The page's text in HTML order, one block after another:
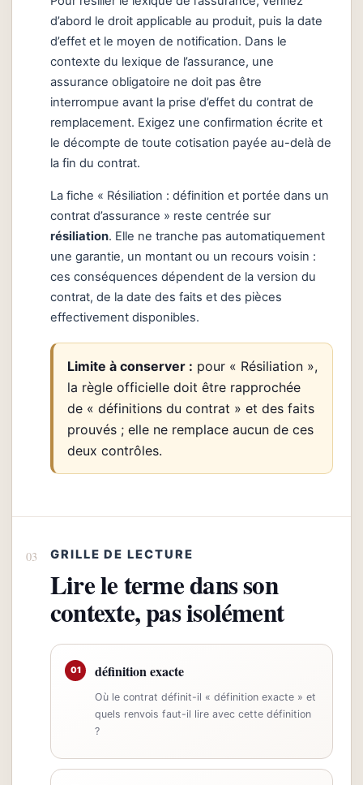
d’abord le droit applicable au produit, puis la date
d’effet et le moyen de notification. Dans le
contexte du lexique de l’assurance, une
assurance obligatoire ne doit pas être
interrompue avant la prise d’effet du contrat de
remplacement. Exigez une confirmation écrite et
le décompte de toute cotisation payée au-delà de
la fin du contrat.
La fiche « Résiliation : définition et portée dans un
contrat d’assurance » reste centrée sur
résiliation. Elle ne tranche pas automatiquement
une garantie, un montant ou un recours voisin :
ces conséquences dépendent de la version du
contrat, de la date des faits et des pièces
effectivement disponibles.
Limite à conserver : pour « Résiliation »,
la règle officielle doit être rapprochée
de « définitions du contrat » et des faits
prouvés ; elle ne remplace aucun de ces
deux contrôles.
GRILLE DE LECTURE
Lire le terme dans son
contexte, pas isolément
01 définition exacte
Où le contrat définit-il « définition exacte » et
quels renvois faut-il lire avec cette définition
?